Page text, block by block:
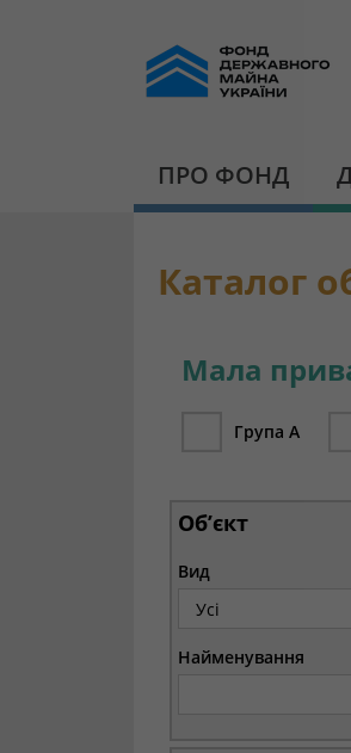
ПРО ФОНД
Каталог
Мала
Група А
Об’єкт
Вид
Найменування